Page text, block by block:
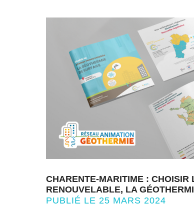
CHARENTE-MARITIME : CHOISIR
RENOUVELABLE, LA
PUBLIÉ LE 25 MARS 2024